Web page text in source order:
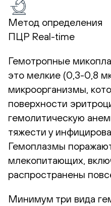
Метод определения
ПЦР Real-time
Гемотропные
это мелкие (0,3-0,8
микроорганизмы,
поверхности
гемолитическую
тяжести у
Гемоплазмы
млекопитающих,
распространены
Минимум три вида